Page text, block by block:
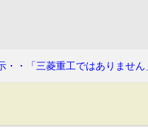
・「三菱重工ではありません